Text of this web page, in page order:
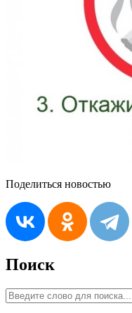
Поделиться новостью
Поиск